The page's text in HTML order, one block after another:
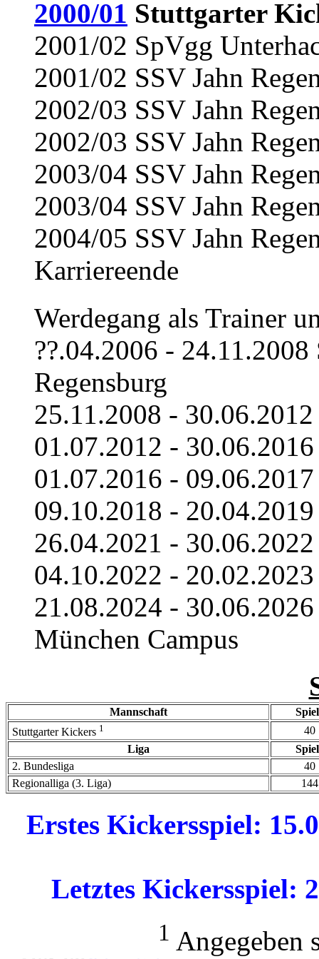
2000/01 Stuttgarter
2001/02 SpVgg
2001/02 SSV Jahn
2002/03 SSV Jahn
2002/03 SSV Jahn
2003/04 SSV Jahn
2003/04 SSV Jahn
2004/05 SSV Jahn
Karriereende
Werdegang als Trainer
??.04.2006 -
Regensburg
25.11.2008 -
01.07.2012 -
01.07.2016 -
09.10.2018 -
26.04.2021 -
04.10.2022 -
21.08.2024 -
München Campus
Mannschaft
Stuttgarter Kickers 1
40
Liga
2. Bundesliga
40
Regionalliga (3. Liga)
144
Erstes Kickersspiel:
Letztes Kickersspiel:
1 Angegeben